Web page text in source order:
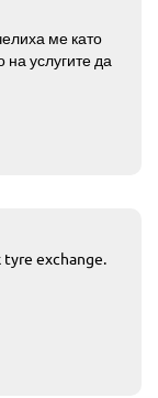
ме като
услугите да
exchange.